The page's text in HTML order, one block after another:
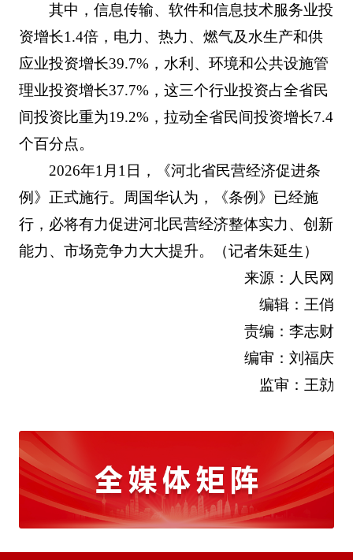
其中，信息传输、软件和信息技术服务业投
资增长1.4倍，电力、热力、燃气及水生产和供
应业投资增长39.7%，水利、环境和公共设施管
理业投资增长37.7%，这三个行业投资占全省民
间投资比重为19.2%，拉动全省民间投资增长7.4
个百分点。
2026年1月1日，《河北省民营经济促进条
例》正式施行。周国华认为，《条例》已经施
行，必将有力促进河北民营经济整体实力、创新
能力、市场竞争力大大提升。
（记者朱延生）
来源：人民网
编辑：王俏
责编：李志财
编审：刘福庆
监审：王勍